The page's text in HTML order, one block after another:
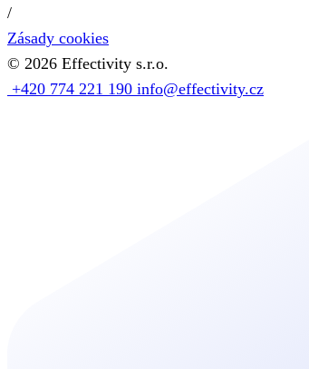
/
Zásady cookies
© 2026 Effectivity s.r.o.
+420 774 221 190 info@effectivity.cz